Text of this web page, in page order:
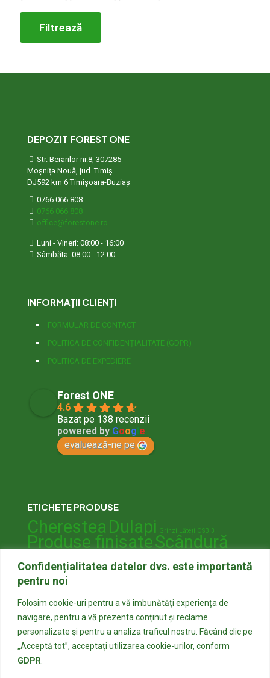
Confidențialitatea datelor dvs. este importantă
pentru noi
Folosim cookie-uri pentru a vă îmbunătăți experiența de
navigare, pentru a vă prezenta conținut și reclame
personalizate și pentru a analiza traficul nostru. Făcând clic pe
„Acceptă tot”, acceptați utilizarea cookie-urilor, conform
GDPR
Filtrează
DEPOZIT FOREST ONE
Str. Berarilor nr.8, 307285
Moșnița Nouă, jud. Timiș
DJ592 km 6 Timișoara-Buziaș
0766 066 808
0766 066 808
office@forestone.ro
Luni - Vineri: 08:00 - 16:00
Sâmbăta: 08:00 - 12:00
INFORMAȚII CLIENȚI
FORMULAR DE CONTACT
POLITICA DE CONFIDENȚIALITATE (GDPR)
POLITICA DE EXPEDIERE
Forest ONE
4.6
Bazat pe 138 recenzii
powered by Goog e
evaluează-ne pe
ETICHETE PRODUSE
Cherestea Dulapi Grinzi Lăteți OSB 3
Produse finisateScândură